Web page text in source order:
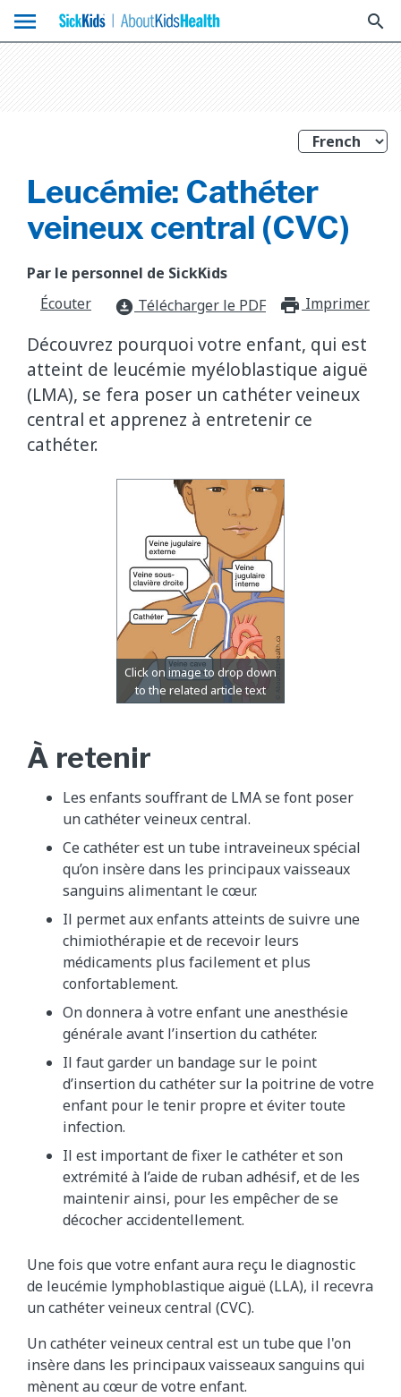
menu search
Leucémie: Cathéter
veineux central (CVC)
Par le personnel de SickKids
Écouter
download_for_offline Télécharger le PDF Imprimer
Découvrez pourquoi votre enfant, qui est
atteint de leucémie myéloblastique aiguë
(LMA), se fera poser un cathéter veineux
central et apprenez à entretenir ce
cathéter.
À retenir
Les enfants souffrant de LMA se font poser
un cathéter veineux central.
Ce cathéter est un tube intraveineux spécial
qu’on insère dans les principaux vaisseaux
sanguins alimentant le cœur.
Il permet aux enfants atteints de suivre une
chimiothérapie et de recevoir leurs
médicaments plus facilement et plus
confortablement.
On donnera à votre enfant une anesthésie
générale avant l’insertion du cathéter.
Il faut garder un bandage sur le point
d’insertion du cathéter sur la poitrine de votre
enfant pour le tenir propre et éviter toute
infection.
Il est important de fixer le cathéter et son
extrémité à l’aide de ruban adhésif, et de les
maintenir ainsi, pour les empêcher de se
décocher accidentellement.
Une fois que votre enfant aura reçu le diagnostic
de leucémie lymphoblastique aiguë (LLA), il recevra
un cathéter veineux central (CVC).
Un cathéter veineux central est un tube que l'on
insère dans les principaux vaisseaux sanguins qui
mènent au cœur de votre enfant.